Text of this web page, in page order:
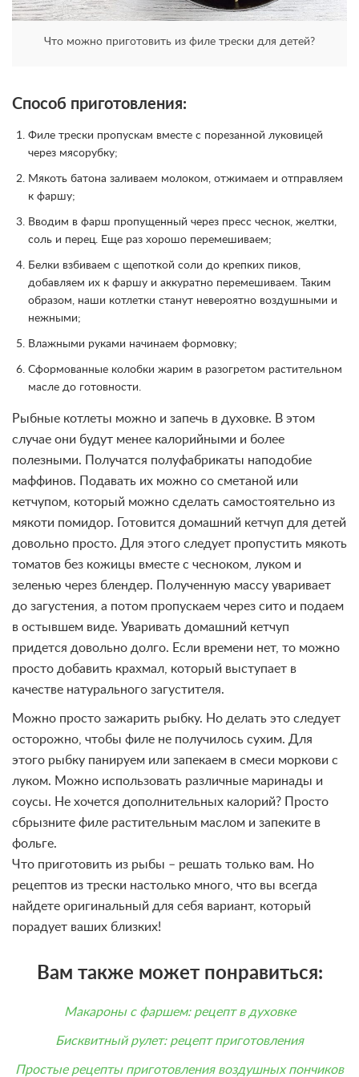
Что можно приготовить из филе трески для детей?
Способ приготовления:
Филе трески пропускам вместе с порезанной луковицей
через мясорубку;
Мякоть батона заливаем молоком, отжимаем и отправляем
к фаршу;
Вводим в фарш пропущенный через пресс чеснок, желтки,
соль и перец. Еще раз хорошо перемешиваем;
Белки взбиваем с щепоткой соли до крепких пиков,
добавляем их к фаршу и аккуратно перемешиваем. Таким
образом, наши котлетки станут невероятно воздушными и
нежными;
Влажными руками начинаем формовку;
Сформованные колобки жарим в разогретом растительном
масле до готовности.
Рыбные котлеты можно и запечь в духовке. В этом
случае они будут менее калорийными и более
полезными. Получатся полуфабрикаты наподобие
маффинов. Подавать их можно со сметаной или
кетчупом, который можно сделать самостоятельно из
мякоти помидор. Готовится домашний кетчуп для детей
довольно просто. Для этого следует пропустить мякоть
томатов без кожицы вместе с чесноком, луком и
зеленью через блендер. Полученную массу уваривает
до загустения, а потом пропускаем через сито и подаем
в остывшем виде. Уваривать домашний кетчуп
придется довольно долго. Если времени нет, то можно
просто добавить крахмал, который выступает в
качестве натурального загустителя.
Можно просто зажарить рыбку. Но делать это следует
осторожно, чтобы филе не получилось сухим. Для
этого рыбку панируем или запекаем в смеси моркови с
луком. Можно использовать различные маринады и
соусы. Не хочется дополнительных калорий? Просто
сбрызните филе растительным маслом и запеките в
фольге.
Что приготовить из рыбы – решать только вам. Но
рецептов из трески настолько много, что вы всегда
найдете оригинальный для себя вариант, который
порадует ваших близких!
Вам также может понравиться:
Макароны с фаршем: рецепт в духовке
Бисквитный рулет: рецепт приготовления
Простые рецепты приготовления воздушных пончиков